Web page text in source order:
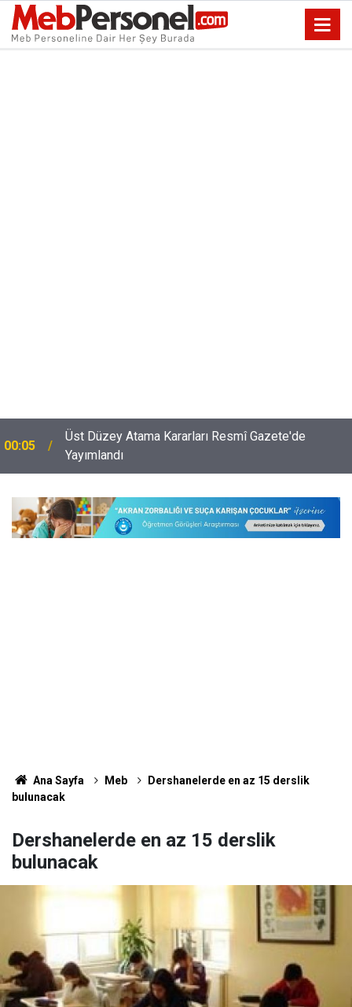
00:05
Üst Düzey Atama Kararları Resmî Gazete'de
Yayımlandı
Ana Sayfa Meb
Dershanelerde en az 15 derslik
bulunacak
Dershanelerde en az 15 derslik
bulunacak